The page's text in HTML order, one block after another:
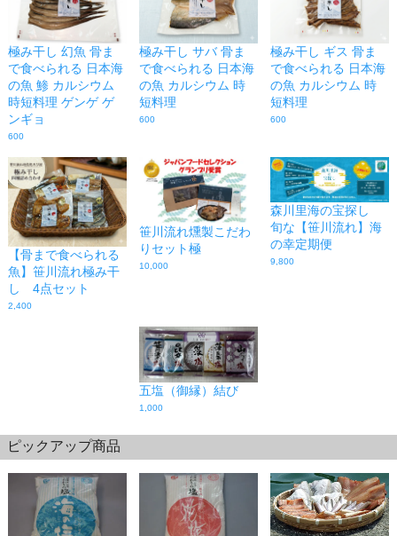
極み干し 幻魚 骨ま
で食べられる 日本海
の魚 鯵 カルシウム
時短料理 ゲンゲ ゲ
ンギョ
600
極み干し サバ 骨ま
で食べられる 日本海
の魚 カルシウム 時
短料理
600
極み干し ギス 骨ま
で食べられる 日本海
の魚 カルシウム 時
短料理
600
【骨まで食べられる
魚】笹川流れ極み干
し 4点セット
2,400
笹川流れ燻製こだわ
りセット極
10,000
森川里海の宝探し
旬な【笹川流れ】海
の幸定期便
9,800
五塩（御縁）結び
1,000
ピックアップ商品